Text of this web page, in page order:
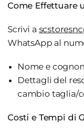
Come Effettuare
Scrivi a
WhatsApp al
Nome e
Dettagli del
cambio taglia/
Costi e Tempi di